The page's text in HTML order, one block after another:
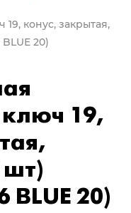
19, конус, закрытая,
20)
19,
шт)
BLUE 20)